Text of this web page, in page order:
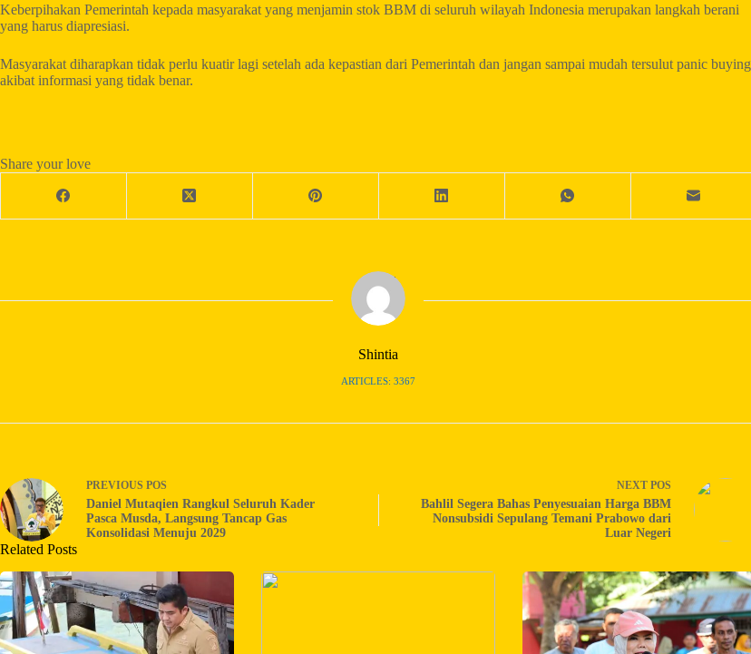
Keberpihakan Pemerintah kepada masyarakat yang menjamin stok BBM di seluruh wilayah Indonesia merupakan langkah berani
yang harus diapresiasi.
Masyarakat diharapkan tidak perlu kuatir lagi setelah ada kepastian dari Pemerintah dan jangan sampai mudah tersulut panic buying
akibat informasi yang tidak benar.
Share your love
Shintia
ARTICLES: 3367
PREVIOUS POS
Daniel Mutaqien Rangkul Seluruh Kader
Pasca Musda, Langsung Tancap Gas
Konsolidasi Menuju 2029
NEXT POS
Bahlil Segera Bahas Penyesuaian Harga BBM
Nonsubsidi Sepulang Temani Prabowo dari
Luar Negeri
Related Posts